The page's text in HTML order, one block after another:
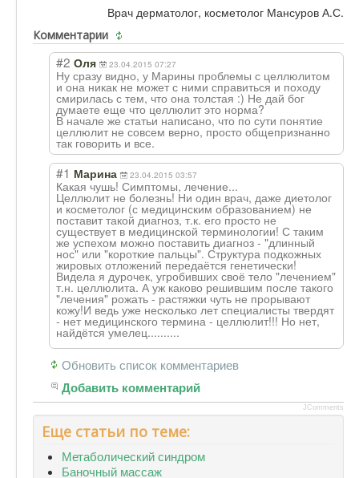
Врач дерматолог, косметолог Мансуров А.С.
Комментарии
#2 Оля 23.04.2015 07:27
Ну сразу видно, у Марины проблемы с целлюлитом
и она никак не может с ними справиться и походу
смирилась с тем, что она толстая :) Не дай бог
думаете еще что целлюлит это норма?
В начале же статьи написано, что по сути понятие
целлюлит не совсем верно, просто общепризнанно
так говорить и все.
#1 Марина 23.04.2015 03:57
Какая чушь! Симптомы, лечение...
Целлюлит не болезнь! Ни один врач, даже диетолог
и косметолог (с медицинским образованием) не
поставит такой диагноз, т.к. его просто не
существует в медицинской терминологии! С таким
же успехом можно поставить диагноз - "длинный
нос" или "короткие пальцы". Структура подкожных
жировых отложений передаётся генетически!
Видела я дурочек, угробивших своё тело "лечением"
т.н. целлюлита. А уж каково решившим после такого
"лечения" рожать - растяжки чуть не прорывают
кожу!И ведь уже несколько лет специалисты твердят
- нет медицинского термина - целлюлит!!! Но нет,
найдётся умелец..........
Обновить список комментариев
Добавить комментарий
JComments
Еще статьи по теме:
Метаболический синдром
Баночный массаж